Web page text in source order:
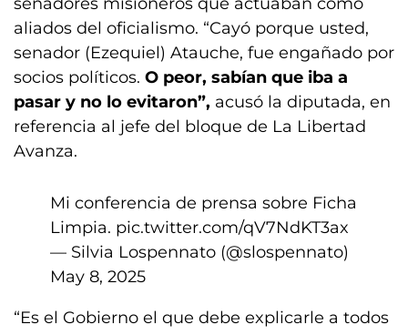
aliados del oficialismo. “Cayó porque usted,
senador (Ezequiel) Atauche, fue engañado por
socios políticos. O peor, sabían que iba a
pasar y no lo evitaron”, acusó la diputada, en
referencia al jefe del bloque de La Libertad
Avanza.
Mi conferencia de prensa sobre Ficha
Limpia. pic.twitter.com/qV7NdKT3ax
— Silvia Lospennato (@slospennato)
May 8, 2025
“Es el Gobierno el que debe explicarle a todos